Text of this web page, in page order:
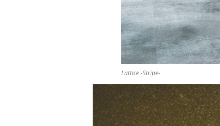
Lattice -Stripe-